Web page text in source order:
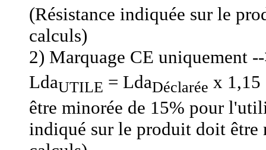
(Résistance indiquée sur le
calculs)
2) Marquage CE uniquement
LdaUTILE = LdaDéclarée x 1,15
être minorée de 15% pour
indiqué sur le produit doit être